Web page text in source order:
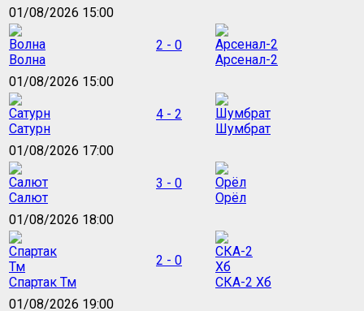
01/08/2026 15:00
Волна
2 - 0
Арсенал-2
01/08/2026 15:00
Сатурн
4 - 2
Шумбрат
01/08/2026 17:00
Салют
3 - 0
Орёл
01/08/2026 18:00
Спартак Тм
2 - 0
СКА-2 Хб
01/08/2026 19:00